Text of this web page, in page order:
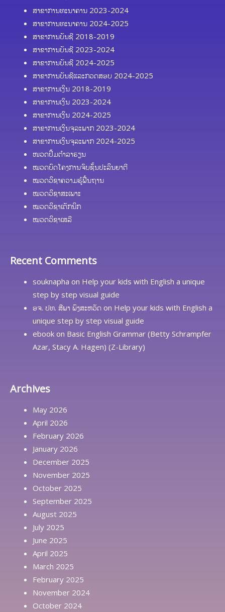
ສາຂາການທະນາຄານ 2023-2024
ສາຂາການທະນາຄານ 2024-2025
ສາຂາການບັນຊີ 2018-2019
ສາຂາການບັນຊີ 2023-2024
ສາຂາການບັນຊີ 2024-2025
ສາຂາການບັນຊີແລະກວດສອບ 2024-2025
ສາຂາການເງິນ 2018-2019
ສາຂາການເງິນ 2023-2024
ສາຂາການເງິນ 2024-2025
ສາຂາການເງິນຈຸລະພາກ 2023-2024
ສາຂາການເງິນຈຸລະພາກ 2024-2025
ໜວດປຶ້ມຕຳລາຮຽນ
ໝວດບົດໂຄງການຈົບຊັ້ນປະລິນຍາຕີ
ໝວດວິຊາຄວາມຮູ້ຟື້ນຖານ
ໝວດວິຊາສະເພາະ
ໝວດວິຊາເຕັກນິກ
ໝວດວິຊາເສລີ
Recent Comments
souknapha on Help your kids with English a unique
step by step visual guide
ອຈ. ປທ. ສີພາ ພົງສະຫວັດ on Help your kids with English a
unique step by step visual guide
ebook on Basic English Grammar (Betty Schrampfer
Azar, Stacy A. Hagen) (Z-Library)
Archives
May 2026
April 2026
February 2026
January 2026
December 2025
November 2025
October 2025
September 2025
August 2025
July 2025
June 2025
April 2025
March 2025
February 2025
November 2024
October 2024